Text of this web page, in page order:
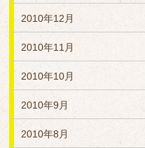
2010年12月
2010年11月
2010年10月
2010年9月
2010年8月